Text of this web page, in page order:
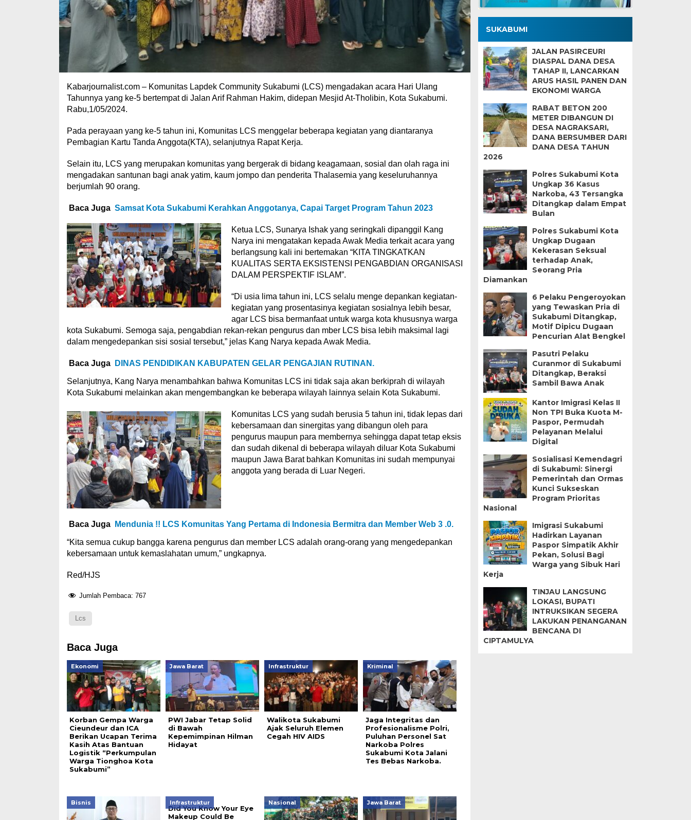
Kabarjournalist.com – Komunitas Lapdek Community Sukabumi (LCS) mengadakan acara Hari Ulang
Tahunnya yang ke-5 bertempat di Jalan Arif Rahman Hakim, didepan Mesjid At-Tholibin, Kota Sukabumi.
Rabu,1/05/2024.
Pada perayaan yang ke-5 tahun ini, Komunitas LCS menggelar beberapa kegiatan yang diantaranya
Pembagian Kartu Tanda Anggota(KTA), selanjutnya Rapat Kerja.
Selain itu, LCS yang merupakan komunitas yang bergerak di bidang keagamaan, sosial dan olah raga ini
mengadakan santunan bagi anak yatim, kaum jompo dan penderita Thalasemia yang keseluruhannya
berjumlah 90 orang.
Baca Juga Samsat Kota Sukabumi Kerahkan Anggotanya, Capai Target Program Tahun 2023
Ketua LCS, Sunarya Ishak yang seringkali dipanggil Kang
Narya ini mengatakan kepada Awak Media terkait acara yang
berlangsung kali ini bertemakan “KITA TINGKATKAN
KUALITAS SERTA EKSISTENSI PENGABDIAN ORGANISASI
DALAM PERSPEKTIF ISLAM”.
“Di usia lima tahun ini, LCS selalu menge depankan kegiatan-
kegiatan yang prosentasinya kegiatan sosialnya lebih besar,
agar LCS bisa bermanfaat untuk warga kota khususnya warga
kota Sukabumi. Semoga saja, pengabdian rekan-rekan pengurus dan mber LCS bisa lebih maksimal lagi
dalam mengedepankan sisi sosial tersebut,” jelas Kang Narya kepada Awak Media.
Baca Juga DINAS PENDIDIKAN KABUPATEN GELAR PENGAJIAN RUTINAN.
Selanjutnya, Kang Narya menambahkan bahwa Komunitas LCS ini tidak saja akan berkiprah di wilayah
Kota Sukabumi melainkan akan mengembangkan ke beberapa wilayah lainnya selain Kota Sukabumi.
Komunitas LCS yang sudah berusia 5 tahun ini, tidak lepas dari
kebersamaan dan sinergitas yang dibangun oleh para
pengurus maupun para membernya sehingga dapat tetap eksis
dan sudah dikenal di beberapa wilayah diluar Kota Sukabumi
maupun Jawa Barat bahkan Komunitas ini sudah mempunyai
anggota yang berada di Luar Negeri.
Baca Juga Mendunia !! LCS Komunitas Yang Pertama di Indonesia Bermitra dan Member Web 3 .0.
“Kita semua cukup bangga karena pengurus dan member LCS adalah orang-orang yang mengedepankan
kebersamaan untuk kemaslahatan umum,” ungkapnya.
Red/HJS
Jumlah Pembaca: 767
Lcs
Baca Juga
Ekonomi
Korban Gempa Warga
Cieundeur dan ICA
Berikan Ucapan Terima
Kasih Atas Bantuan
Logistik “Perkumpulan
Warga Tionghoa Kota
Sukabumi”
Jawa Barat
PWI Jabar Tetap Solid
di Bawah
Kepemimpinan Hilman
Hidayat
Infrastruktur
Walikota Sukabumi
Ajak Seluruh Elemen
Cegah HIV AIDS
Kriminal
Jaga Integritas dan
Profesionalisme Polri,
Puluhan Personel Sat
Narkoba Polres
Sukabumi Kota Jalani
Tes Bebas Narkoba.
Bisnis Infrastruktur
Did You Know Your Eye
Makeup Could Be
Nasional Jawa Barat
SUKABUMI
JALAN PASIRCEURI
DIASPAL DANA DESA
TAHAP II, LANCARKAN
ARUS HASIL PANEN DAN
EKONOMI WARGA
RABAT BETON 200
METER DIBANGUN DI
DESA NAGRAKSARI,
DANA BERSUMBER DARI
DANA DESA TAHUN
2026
Polres Sukabumi Kota
Ungkap 36 Kasus
Narkoba, 43 Tersangka
Ditangkap dalam Empat
Bulan
Polres Sukabumi Kota
Ungkap Dugaan
Kekerasan Seksual
terhadap Anak,
Seorang Pria
Diamankan
6 Pelaku Pengeroyokan
yang Tewaskan Pria di
Sukabumi Ditangkap,
Motif Dipicu Dugaan
Pencurian Alat Bengkel
Pasutri Pelaku
Curanmor di Sukabumi
Ditangkap, Beraksi
Sambil Bawa Anak
Kantor Imigrasi Kelas II
Non TPI Buka Kuota M-
Paspor, Permudah
Pelayanan Melalui
Digital
Sosialisasi Kemendagri
di Sukabumi: Sinergi
Pemerintah dan Ormas
Kunci Sukseskan
Program Prioritas
Nasional
Imigrasi Sukabumi
Hadirkan Layanan
Paspor Simpatik Akhir
Pekan, Solusi Bagi
Warga yang Sibuk Hari
Kerja
TINJAU LANGSUNG
LOKASI, BUPATI
INTRUKSIKAN SEGERA
LAKUKAN PENANGANAN
BENCANA DI
CIPTAMULYA